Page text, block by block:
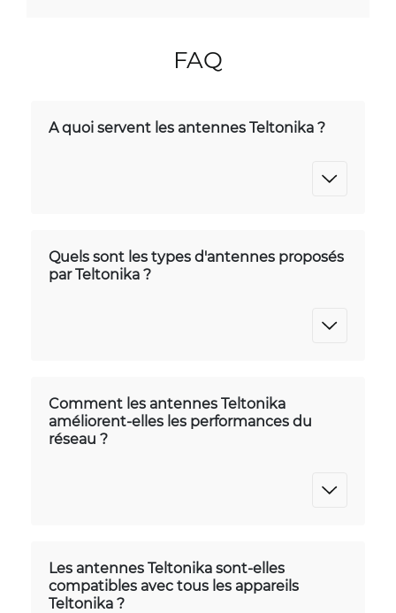
FAQ
A quoi servent les antennes Teltonika ?
Quels sont les types d'antennes proposés
par Teltonika ?
Comment les antennes Teltonika
améliorent-elles les performances du
réseau ?
Les antennes Teltonika sont-elles
compatibles avec tous les appareils
Teltonika ?